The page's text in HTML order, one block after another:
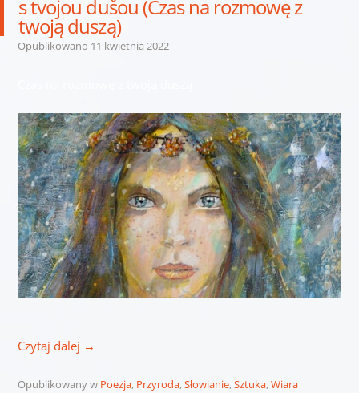
s tvojou dušou (Czas na rozmowę z
twoją duszą)
Opublikowano 11 kwietnia 2022
Czytaj dalej →
Opublikowany w Poezja, Przyroda,Słowianie,Sztuka,Wiara